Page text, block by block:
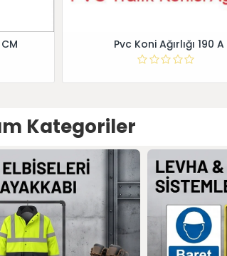
Pvc Koni Ağırlığı 190 A
Kategoriler